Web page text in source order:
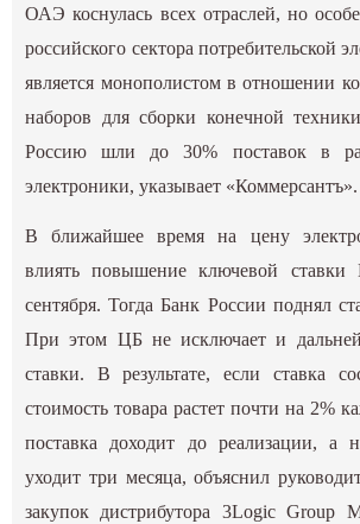
ОАЭ коснулась всех отраслей, но
российского сектора потребительской
является монополистом в отношении
наборов для сборки конечной
Россию шли до 30% поставок в
электроники, указывает «Коммерсантъ».
В ближайшее время на цену
влиять повышение ключевой ставки
сентября. Тогда Банк России поднял
При этом ЦБ не исключает и
ставки. В результате, если ставка
стоимость товара растет почти на 2%
поставка доходит до реализации, а
уходит три месяца, объяснил
закупок дистрибутора 3Logic Group